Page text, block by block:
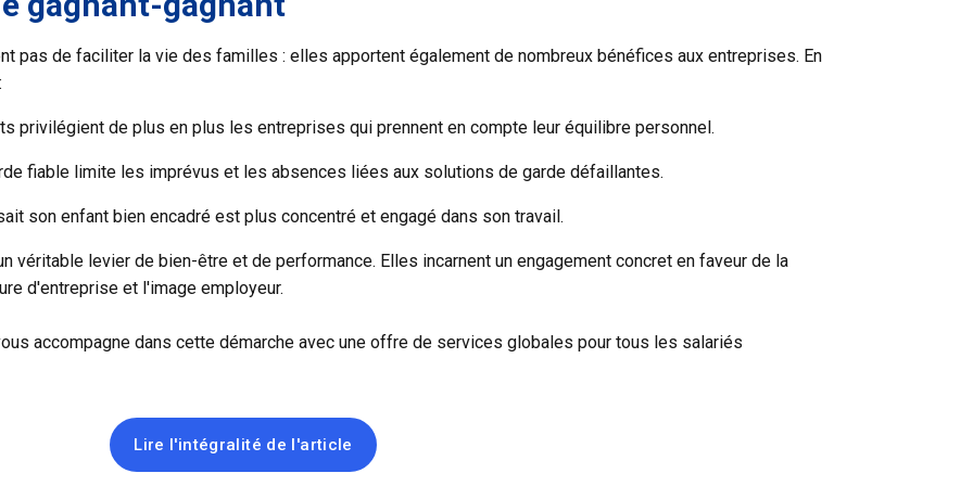
pas de faciliter la vie des familles : elles apportent également de nombreux bénéfices aux entreprises. En
privilégient de plus en plus les entreprises qui prennent en compte leur équilibre personnel.
fiable limite les imprévus et les absences liées aux solutions de garde défaillantes.
son enfant bien encadré est plus concentré et engagé dans son travail.
véritable levier de bien-être et de performance. Elles incarnent un engagement concret en faveur de la
d'entreprise et l'image employeur.
accompagne dans cette démarche avec une offre de services globales pour tous les salariés
Lire l'intégralité de l'article